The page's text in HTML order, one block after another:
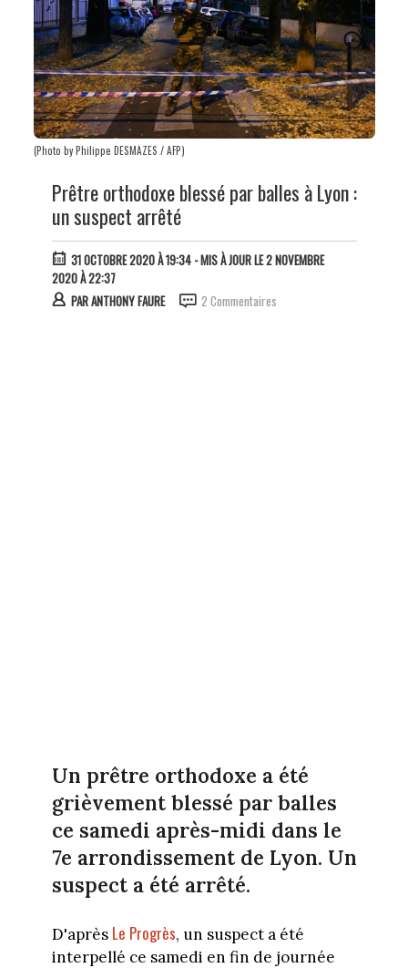
(Photo by Philippe DESMAZES / AFP)
Prêtre orthodoxe blessé par balles à Lyon :
un suspect arrêté
31 OCTOBRE 2020 À 19:34- MIS À JOUR LE 2 NOVEMBRE
2020 À 22:37
PARANTHONY FAURE 2 Commentaires
Un prêtre orthodoxe a été
grièvement blessé par balles
ce samedi après-midi dans le
7e arrondissement de Lyon. Un
suspect a été arrêté.
D'après Le Progrès, un suspect a été
interpellé ce samedi en fin de journée